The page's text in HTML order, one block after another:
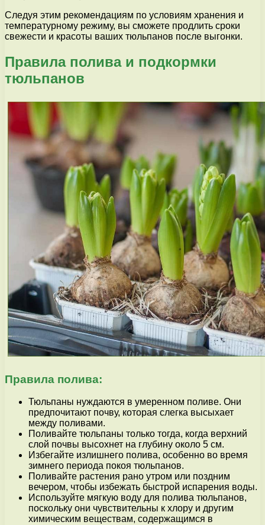
Следуя этим рекомендациям по условиям хранения и
температурному режиму, вы сможете продлить сроки
свежести и красоты ваших тюльпанов после выгонки.
Правила полива и подкормки
тюльпанов
Правила полива:
Тюльпаны нуждаются в умеренном поливе. Они
предпочитают почву, которая слегка высыхает
между поливами.
Поливайте тюльпаны только тогда, когда верхний
слой почвы высохнет на глубину около 5 см.
Избегайте излишнего полива, особенно во время
зимнего периода покоя тюльпанов.
Поливайте растения рано утром или поздним
вечером, чтобы избежать быстрой испарения воды.
Используйте мягкую воду для полива тюльпанов,
поскольку они чувствительны к хлору и другим
химическим веществам, содержащимся в